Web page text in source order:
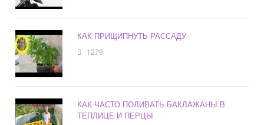
КАК ПРИЩИПНУТЬ РАССАДУ
1279
КАК ЧАСТО ПОЛИВАТЬ БАКЛАЖАНЫ В
ТЕПЛИЦЕ И ПЕРЦЫ